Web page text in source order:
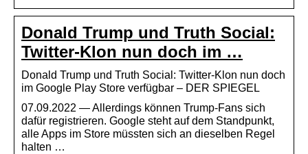
Donald Trump und Truth Social:
Twitter-Klon nun doch im …
Donald Trump und Truth Social: Twitter-Klon nun doch
im Google Play Store verfügbar – DER SPIEGEL
07.09.2022 — Allerdings können Trump-Fans sich
dafür registrieren. Google steht auf dem Standpunkt,
alle Apps im Store müssten sich an dieselben Regel
halten …